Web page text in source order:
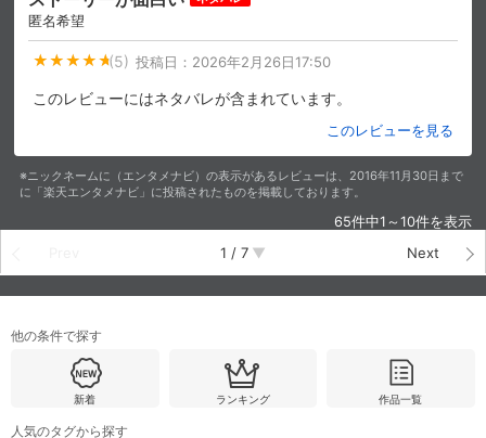
匿名希望
(5) 投稿日： 2026年2月26日17:50
このレビューにはネタバレが含まれています。
このレビューを見る
※ニックネームに（エンタメナビ）の表示があるレビューは、2016年11月30日まで
に「楽天エンタメナビ」に投稿されたものを掲載しております。
65件中1～10件を表示
1 / 7 Next
他の条件で探す
新着 ランキング 作品一覧
人気のタグから探す